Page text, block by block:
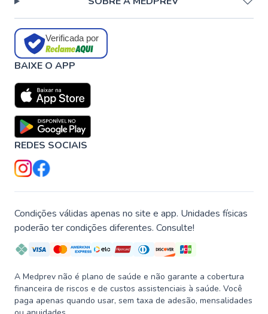
Verificada por
BAIXE O APP
REDES SOCIAIS
Condições válidas apenas no site e app. Unidades físicas
poderão ter condições diferentes. Consulte!
A Medprev não é plano de saúde e não garante a cobertura
financeira de riscos e de custos assistenciais à saúde. Você
paga apenas quando usar, sem taxa de adesão, mensalidades